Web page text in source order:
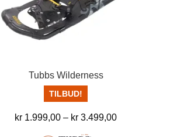
Alternativene
Tubbs Wilderness
TILBUD!
kr 1.999,00 – kr 3.499,00Prisområde: